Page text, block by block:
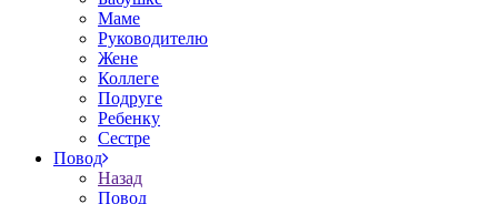
Маме
Руководителю
Жене
Коллеге
Подруге
Ребенку
Сестре
Повод
Назад
Повод